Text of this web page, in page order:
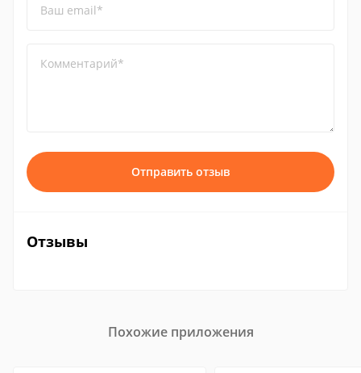
Ваш email*
Комментарий*
Отправить отзыв
Отзывы
Похожие приложения